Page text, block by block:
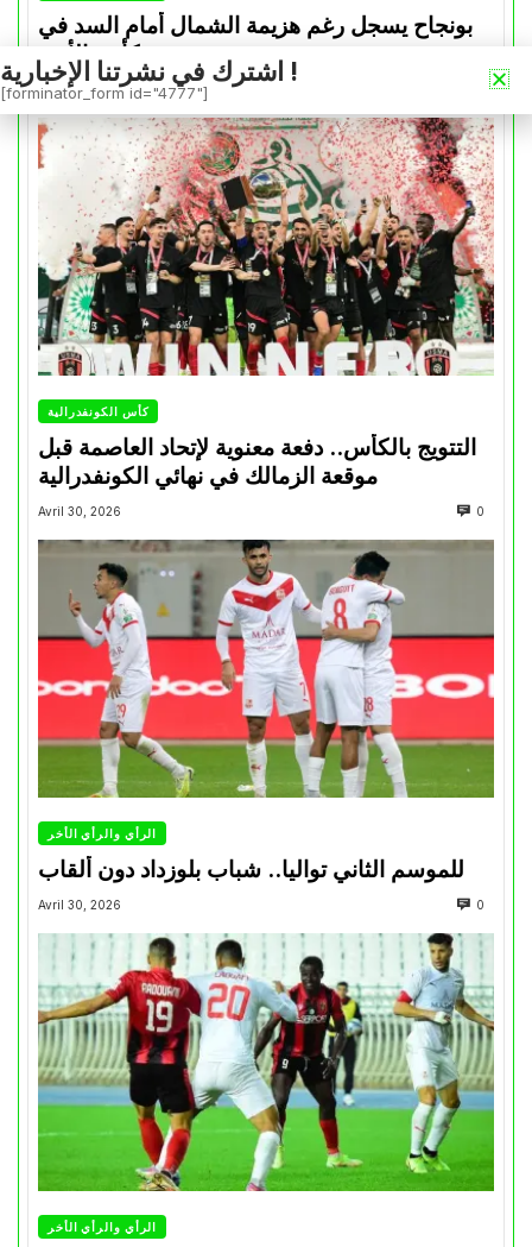
بونجاح يسجل رغم هزيمة الشمال أمام السد في
كأس الأمير
Mai 1, 2026
كأس الكونفدرالية
التتويج بالكأس.. دفعة معنوية لإتحاد العاصمة قبل
موقعة الزمالك في نهائي الكونفدرالية
Avril 30, 2026 0
الرأي والرأي الأخر
للموسم الثاني تواليا.. شباب بلوزداد دون ألقاب
Avril 30, 2026 0
الرأي والرأي الأخر
اشترك في نشرتنا الإخبارية !
[forminator_form id="4777"]